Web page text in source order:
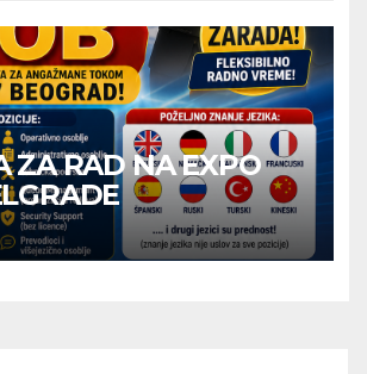
ZA RAD NA EXPO